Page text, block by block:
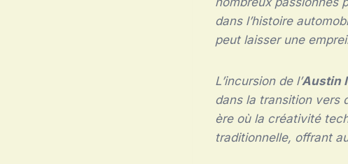
dans l’histoire
peut laisser une
L’incursion de l’Austin
dans la transition vers
ère où la créativité
traditionnelle, offrant